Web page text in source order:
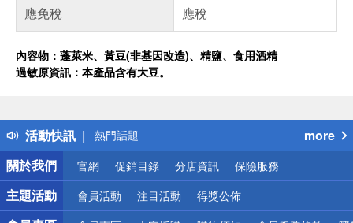
應免稅
應稅
內容物：蓬萊米、黃豆(非基因改造)、精鹽、食用酒精
過敏原資訊：本產品含有大豆。
活動快訊
得獎公告
熱門話題
銀行優惠
偏遠地區配送
詐騙網頁！請小心！
more
關於我們
官網 促銷目錄 分店資訊 保險服務
主題活動 會員活動 注目活動 得獎公佈